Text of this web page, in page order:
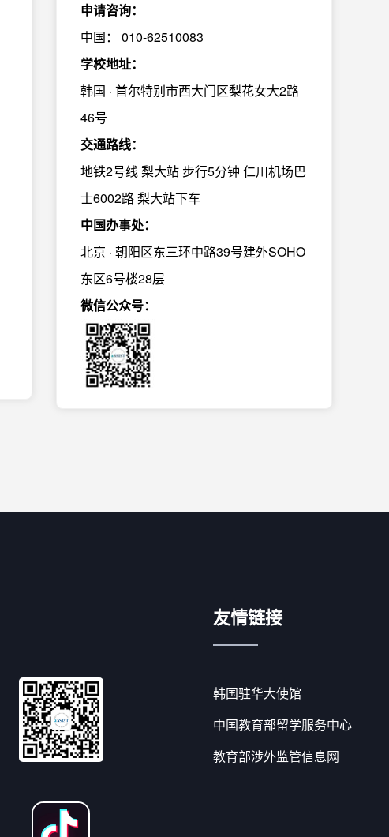
申请咨询：
中国： 010-62510083
学校地址：
韩国 · 首尔特别市西大门区梨花女大2路
46号
交通路线：
地铁2号线 梨大站 步行5分钟 仁川机场巴
士6002路 梨大站下车
中国办事处：
北京 · 朝阳区东三环中路39号建外SOHO
东区6号楼28层
微信公众号：
友情链接
韩国驻华大使馆
中国教育部留学服务中心
教育部涉外监管信息网